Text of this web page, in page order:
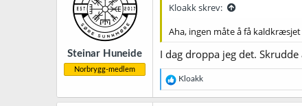
Steinar Huneide
Norbrygg-medlem
Kloakk skrev:
Aha, ingen måte å få
I dag droppa jeg det.
R
e
a
Kloakk